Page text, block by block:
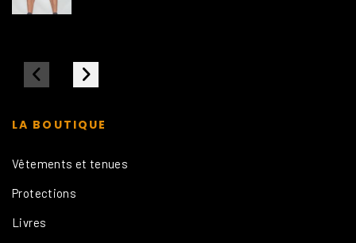
LA BOUTIQUE
Vêtements et tenues
Protections
Livres